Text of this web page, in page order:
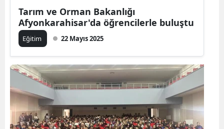
Tarım ve Orman Bakanlığı
Afyonkarahisar'da öğrencilerle buluştu
Eğitim 22 Mayıs 2025